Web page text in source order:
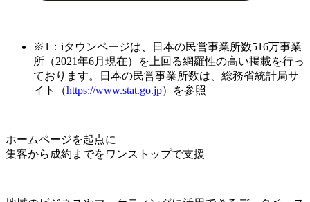
※1：iタウンページは、日本の民営事業所数516万事業
所（2021年6月現在）を上回る網羅性の高い掲載を行っ
ております。日本の民営事業所数は、総務省統計局サ
イト（https://www.stat.go.jp）を参照
ホームページを起点に
集客から成約までをワンストップで支援